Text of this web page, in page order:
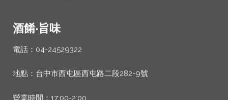
酒餚‧旨味
電話：04-24529322
地點：台中市西屯區西屯路二段282-9號
營業時間：17:00-2:00